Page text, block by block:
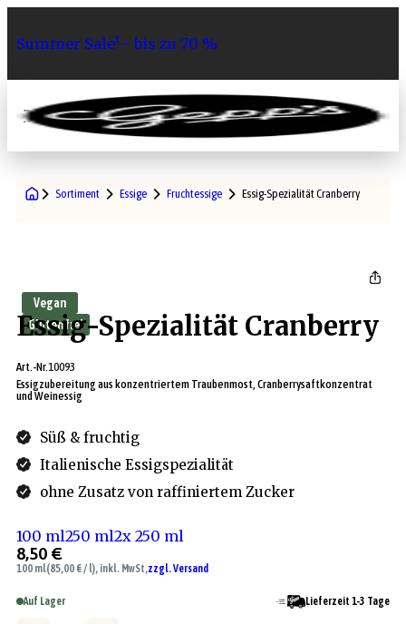
Summer Sale¹– bis zu 70 %
0
Sortiment Essige Fruchtessige Essig-Spezialität Cranberry
Vegan
Glutenfrei
Essig-Spezialität Cranberry
Art.-Nr.10093
Essigzubereitung aus konzentriertem Traubenmost, Cranberrysaftkonzentrat
und Weinessig
Süß & fruchtig
Italienische Essigspezialität
ohne Zusatz von raffiniertem Zucker
100 ml250 ml2x 250 ml
8,50 €
100 ml(85,00 € / l), inkl. MwSt,zzgl. Versand
Auf Lager Lieferzeit 1-3 Tage